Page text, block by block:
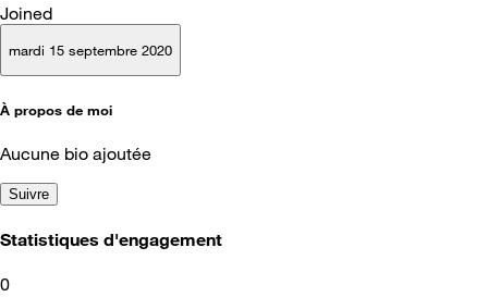
Joined
mardi 15 septembre 2020
À propos de moi
Aucune bio ajoutée
Suivre
Statistiques d'engagement
0